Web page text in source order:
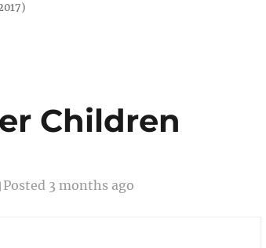
Children
Posted 3 months ago